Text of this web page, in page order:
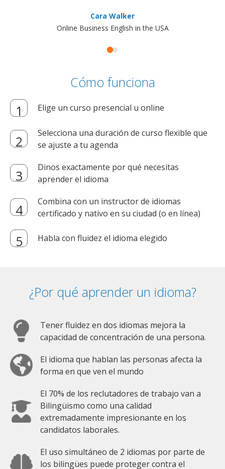
Cara Walker
Online Business English in the USA
Cómo funciona
Elige un curso presencial u online
Selecciona una duración de curso flexible que
se ajuste a tu agenda
Dinos exactamente por qué necesitas
aprender el idioma
Combina con un instructor de idiomas
certificado y nativo en su ciudad (o en línea)
Habla con fluidez el idioma elegido
¿Por qué aprender un idioma?
Tener fluidez en dos idiomas mejora la
capacidad de concentración de una persona.
El idioma que hablan las personas afecta la
forma en que ven el mundo
El 70% de los reclutadores de trabajo van a
Bilingüismo como una calidad
extremadamente impresionante en los
candidatos laborales.
El uso simultáneo de 2 idiomas por parte de
los bilingües puede proteger contra el